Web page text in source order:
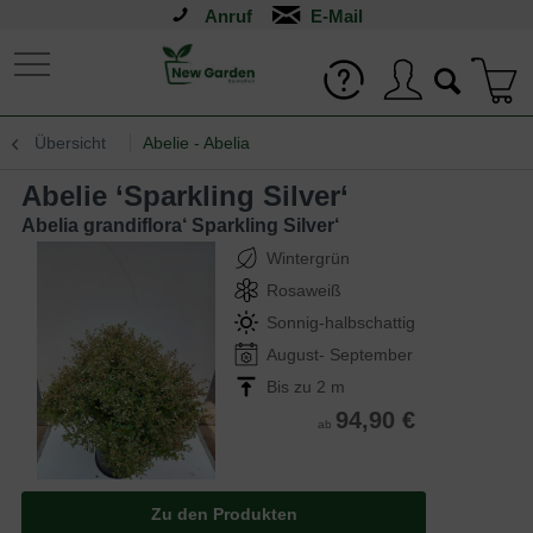
Anruf
Übersicht Abelie - Abelia
Abelie ‘Sparkling Silver‘
Abelia grandiflora‘ Sparkling Silver‘
Wintergrün
Rosaweiß
Sonnig-halbschattig
August- September
Bis zu 2 m
ab 94,90 €
Zu den Produkten